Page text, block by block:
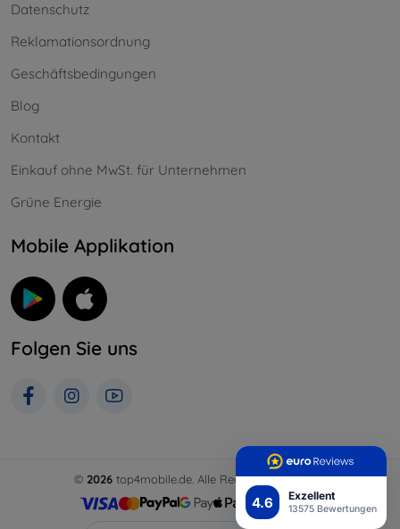
4.6 Exzellent
13575 Bewertungen
Datenschutz
Reklamationsordnung
Geschäftsbedingungen
Blog
Kontakt
Einkauf ohne MwSt. für Unternehmen
Grüne Energie
Mobile Applikation
Folgen Sie uns
© 2026 top4mobile.de. Alle Rechte vorbehalten.